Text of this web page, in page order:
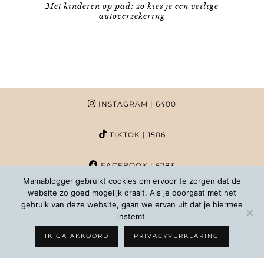
Met kinderen op pad: zo kies je een veilige
autoverzekering
INSTAGRAM | 6400
TIKTOK | 1506
FACEBOOK| 6283
PINTEREST | 1020
WORDPRESS THEMES BYpipdig
Mamablogger gebruikt cookies om ervoor te zorgen dat de
website zo goed mogelijk draait. Als je doorgaat met het
gebruik van deze website, gaan we ervan uit dat je hiermee
instemt.
IK GA AKKOORD PRIVACYVERKLARING